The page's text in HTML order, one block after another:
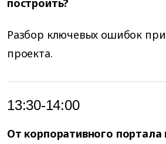
построить?
Разбор ключевых ошибок
проекта.
13:30-14:00
От корпоративного